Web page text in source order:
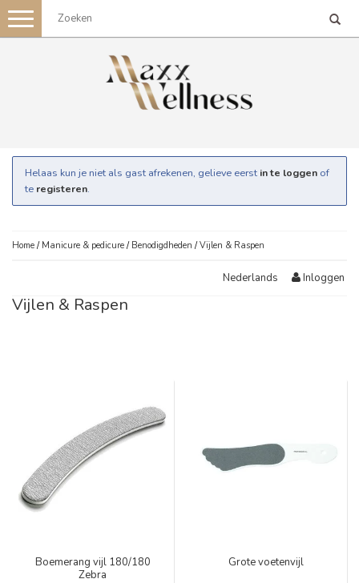
Toggle
navigation
Helaas kun je niet als gast afrekenen, gelieve eerst in te loggen of
te registeren.
Home / Manicure & pedicure / Benodigdheden /Vijlen & Raspen
Nederlands Inloggen
Vijlen & Raspen
Boemerang vijl 180/180
Zebra
Grote voetenvijl